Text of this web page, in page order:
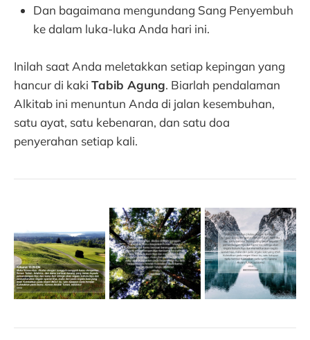
Dan bagaimana mengundang Sang Penyembuh
ke dalam luka-luka Anda hari ini.
Inilah saat Anda meletakkan setiap kepingan yang
hancur di kaki Tabib Agung. Biarlah pendalaman
Alkitab ini menuntun Anda di jalan kesembuhan,
satu ayat, satu kebenaran, dan satu doa
penyerahan setiap kali.